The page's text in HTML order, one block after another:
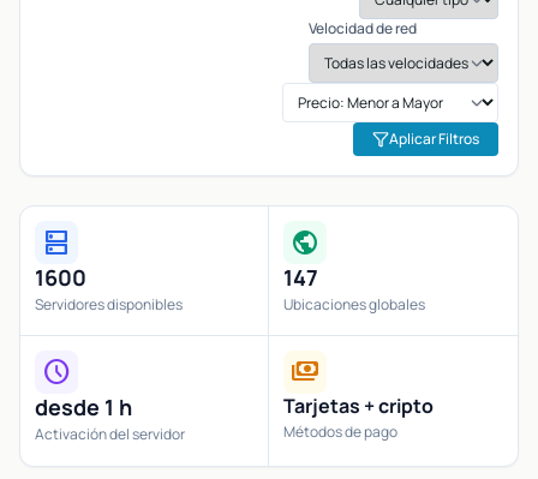
Velocidad de red
Aplicar Filtros
dns
1600
Servidores disponibles
public
147
Ubicaciones globales
schedule
desde 1 h
Activación del servidor
payments
Tarjetas + cripto
Métodos de pago